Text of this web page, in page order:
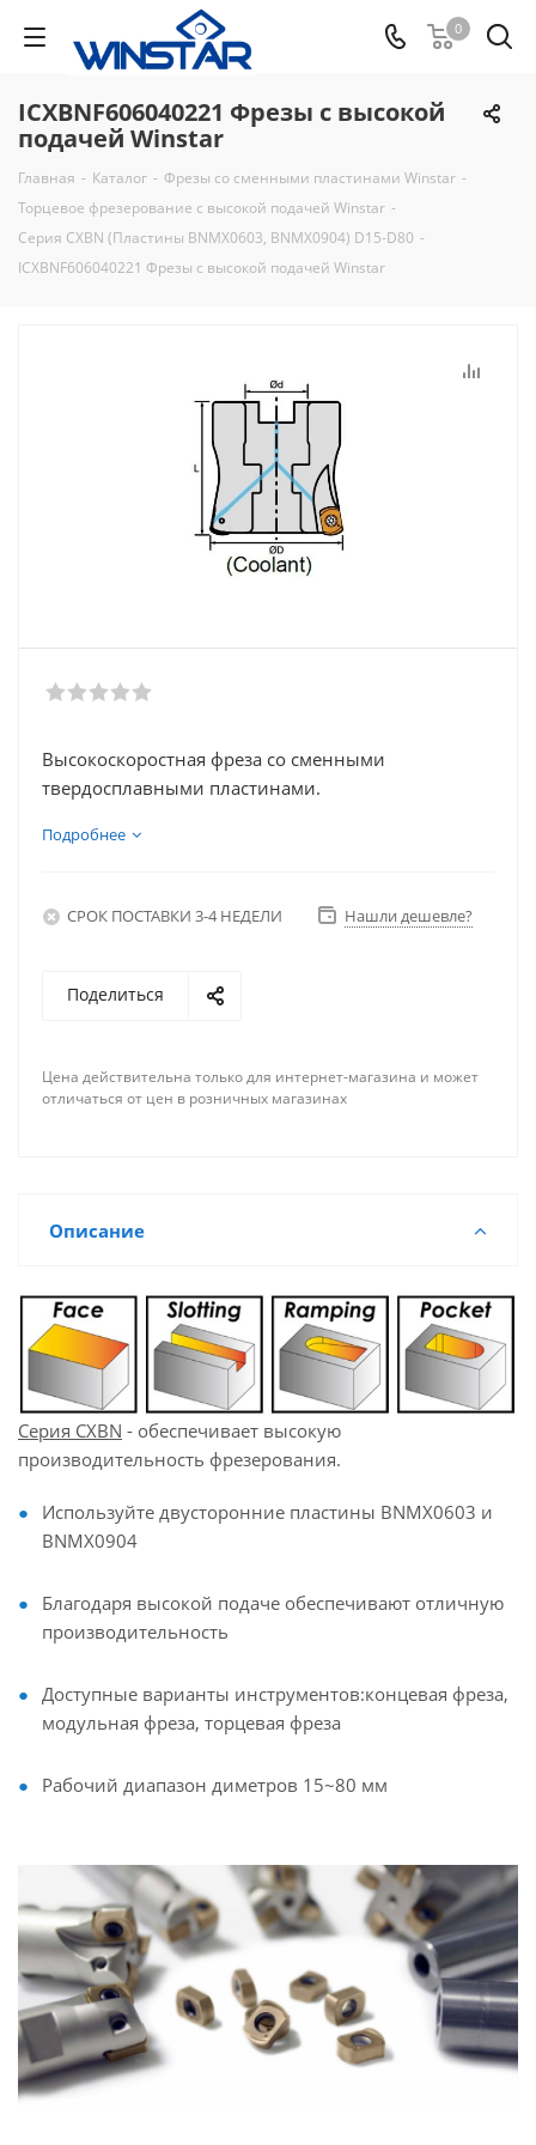
0
ICXBNF606040221 Фрезы с высокой
подачей Winstar
Главная - Каталог - Фрезы со сменными пластинами Winstar -
Торцевое фрезерование с высокой подачей Winstar -
Серия CXBN (Пластины BNMX0603, BNMX0904) D15-D80 -
ICXBNF606040221 Фрезы с высокой подачей Winstar
Высокоскоростная фреза со сменными
твердосплавными пластинами.
Подробнее
СРОК ПОСТАВКИ 3-4 НЕДЕЛИ Нашли дешевле?
Поделиться
Цена действительна только для интернет-магазина и может
отличаться от цен в розничных магазинах
Описание
Серия CXBN - обеспечивает высокую
производительность фрезерования.
Используйте двусторонние пластины BNMX0603 и
BNMX0904
Благодаря высокой подаче обеспечивают отличную
производительность
Доступные варианты инструментов:концевая фреза,
модульная фреза, торцевая фреза
Рабочий диапазон диметров 15~80 мм